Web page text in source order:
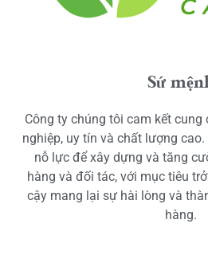
Sứ
Công ty chúng tôi cam kết cung
nghiệp, uy tín và chất lượng
nỗ lực để xây dựng và tăng
hàng và đối tác, với mục tiêu
cậy mang lại sự hài lòng và
hàng.